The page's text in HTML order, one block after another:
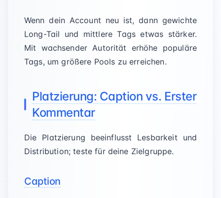
Wenn dein Account neu ist, dann gewichte
Long-Tail und mittlere Tags etwas stärker.
Mit wachsender Autorität erhöhe populäre
Tags, um größere Pools zu erreichen.
Platzierung: Caption vs. Erster
Kommentar
Die Platzierung beeinflusst Lesbarkeit und
Distribution; teste für deine Zielgruppe.
Caption